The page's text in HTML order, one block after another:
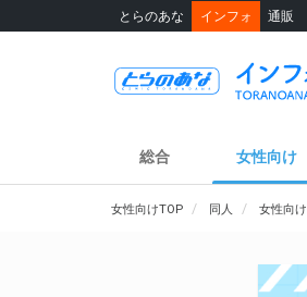
とらのあな インフォ 通販
総合 女性向け
女性向けTOP 同人 女性向け